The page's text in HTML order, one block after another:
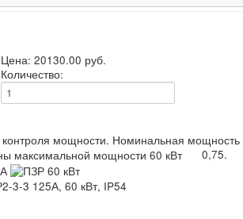
Цена:20130.00 руб.
Количество:
мощности. Номинальная
0,75.